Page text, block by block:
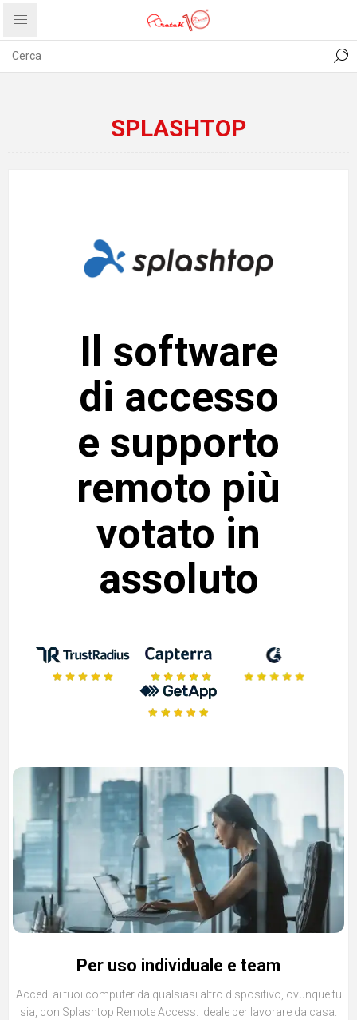
PRIVACY ABOUT US
SPLASHTOP
Il software
di accesso
e supporto
remoto più
votato in
assoluto
Per uso individuale e team
Accedi ai tuoi computer da qualsiasi altro dispositivo, ovunque tu
sia, con Splashtop Remote Access. Ideale per lavorare da casa.